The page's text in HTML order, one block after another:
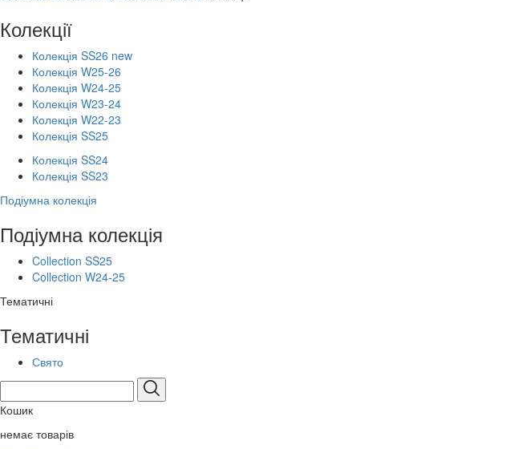
Колекції
Колекція SS26 new
Колекція W25-26
Колекція W24-25
Колекція W23-24
Колекція W22-23
Колекція SS25
Колекція SS24
Колекція SS23
Подіумна колекція
Подіумна колекція
Collection SS25
Collection W24-25
Тематичні
Тематичні
Свято
Кошик
немає товарів